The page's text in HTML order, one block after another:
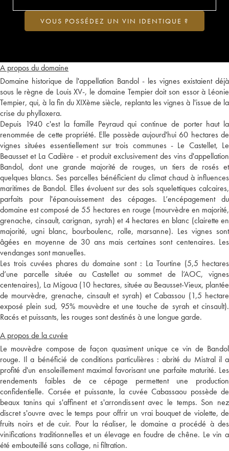
A propos du domaine
Domaine historique de l'appellation Bandol - les vignes existaient déjà
sous le règne de Louis XV-, le domaine Tempier doit son essor à Léonie
Tempier, qui, à la fin du XIXème siècle, replanta les vignes à l'issue de la
crise du phylloxera.
Depuis 1940 c'est la famille Peyraud qui continue de porter haut la
renommée de cette propriété. Elle possède aujourd'hui 60 hectares de
vignes situées essentiellement sur trois communes - Le Castellet, Le
Beausset et La Cadière - et produit exclusivement des vins d'appellation
Bandol, dont une grande majorité de rouges, un tiers de rosés et
quelques blancs. Ses parcelles bénéficient du climat chaud à influences
maritimes de Bandol. Elles évoluent sur des sols squelettiques calcaires,
parfaits pour l'épanouissement des cépages. L’encépagement du
domaine est composé de 55 hectares en rouge (mourvèdre en majorité,
grenache, cinsault, carignan, syrah) et 4 hectares en blanc (clairette en
majorité, ugni blanc, bourboulenc, rolle, marsanne). Les vignes sont
âgées en moyenne de 30 ans mais certaines sont centenaires. Les
vendanges sont manuelles.
Les trois cuvées phares du domaine sont : La Tourtine (5,5 hectares
d’une parcelle située au Castellet au sommet de l’AOC, vignes
centenaires), La Migoua (10 hectares, située au Beausset-Vieux, plantée
de mourvèdre, grenache, cinsault et syrah) et Cabassou (1,5 hectare
exposé plein sud, 95% mouvèdre et une touche de syrah et cinsault).
Racés et puissants, les rouges sont destinés à une longue garde.
A propos de la cuvée
Le mouvèdre compose de façon quasiment unique ce vin de Bandol
rouge. Il a bénéficié de conditions particulières : abrité du Mistral il a
profité d'un ensoleillement maximal favorisant une parfaite maturité. Les
rendements faibles de ce cépage permettent une production
confidentielle. Corsée et puissante, la cuvée Cabassaou possède de
beaux tanins qui s'affinent et s'arrondissent avec le temps. Son nez
discret s'ouvre avec le temps pour offrir un vrai bouquet de violette, de
fruits noirs et de cuir. Pour la réaliser, le domaine a procédé à des
vinifications traditionnelles et un élevage en foudre de chêne. Le vin a
été embouteillé sans collage, ni filtration.
VOUS POSSÉDEZ UN VIN IDENTIQUE ?